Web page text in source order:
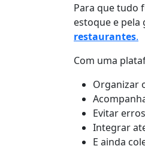
Para que tudo
estoque e pela
restaurantes.
Com uma
Organizar
Evitar
Integrar
E ainda